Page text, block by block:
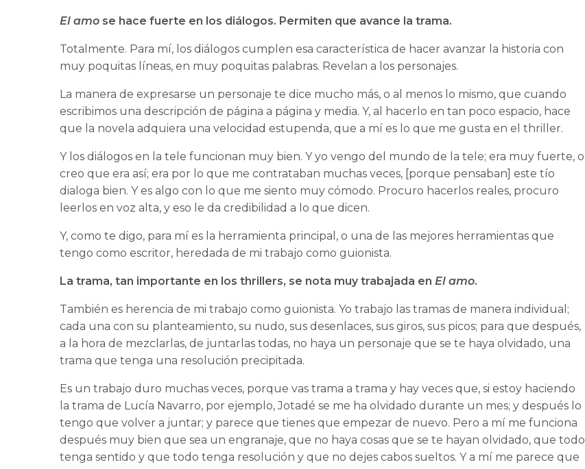
El amo se hace fuerte en los diálogos. Permiten que avance la trama.
Totalmente. Para mí, los diálogos cumplen esa característica de hacer avanzar la historia con
muy poquitas líneas, en muy poquitas palabras. Revelan a los personajes.
La manera de expresarse un personaje te dice mucho más, o al menos lo mismo, que cuando
escribimos una descripción de página a página y media. Y, al hacerlo en tan poco espacio, hace
que la novela adquiera una velocidad estupenda, que a mí es lo que me gusta en el thriller.
Y los diálogos en la tele funcionan muy bien. Y yo vengo del mundo de la tele; era muy fuerte, o
creo que era así; era por lo que me contrataban muchas veces, [porque pensaban] este tío
dialoga bien. Y es algo con lo que me siento muy cómodo. Procuro hacerlos reales, procuro
leerlos en voz alta, y eso le da credibilidad a lo que dicen.
Y, como te digo, para mí es la herramienta principal, o una de las mejores herramientas que
tengo como escritor, heredada de mi trabajo como guionista.
La trama, tan importante en los thrillers, se nota muy trabajada enEl amo.
También es herencia de mi trabajo como guionista. Yo trabajo las tramas de manera individual;
cada una con su planteamiento, su nudo, sus desenlaces, sus giros, sus picos; para que después,
a la hora de mezclarlas, de juntarlas todas, no haya un personaje que se te haya olvidado, una
trama que tenga una resolución precipitada.
Es un trabajo duro muchas veces, porque vas trama a trama y hay veces que, si estoy haciendo
la trama de Lucía Navarro, por ejemplo, Jotadé se me ha olvidado durante un mes; y después lo
tengo que volver a juntar; y parece que tienes que empezar de nuevo. Pero a mí me funciona
después muy bien que sea un engranaje, que no haya cosas que se te hayan olvidado, que todo
tenga sentido y que todo tenga resolución y que no dejes cabos sueltos. Y a mí me parece que